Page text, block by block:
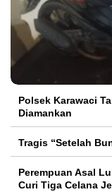
Polsek Karawaci
Diamankan
Tragis “Setelah
Perempuan Asal
Curi Tiga Celana